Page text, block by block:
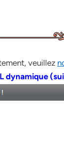
veuillez
dynamique